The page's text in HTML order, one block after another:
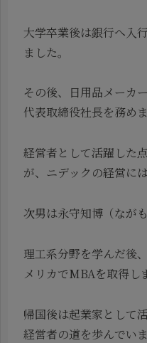
大学卒業後は銀行へ入
ました。
その後、日用品メーカ
代表取締役社長を務めま
経営者として活躍した
が、ニデックの経営に
次男は永守知博（なが
理工系分野を学んだ後
メリカでMBAを取得し
帰国後は起業家として
経営者の道を歩んでいま